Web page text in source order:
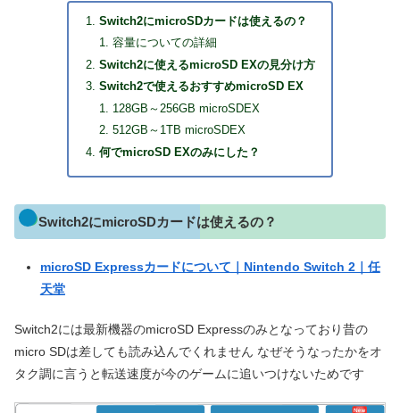
Switch2にmicroSDカードは使えるの？
容量についての詳細
Switch2に使えるmicroSD EXの見分け方
Switch2で使えるおすすめmicroSD EX
128GB～256GB microSDEX
512GB～1TB microSDEX
何でmicroSD EXのみにした？
Switch2にmicroSDカードは使えるの？
microSD Expressカードについて｜Nintendo Switch 2｜任
天堂
Switch2には最新機器のmicroSD Expressのみとなっており昔の
micro SDは差しても読み込んでくれません なぜそうなったかをオ
タク調に言うと転送速度が今のゲームに追いつけないためです